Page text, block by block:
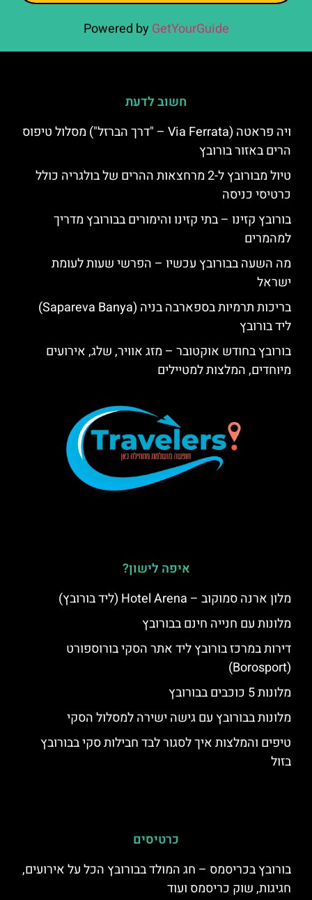
Powered by GetYourGuide
חשוב לדעת
ויה פראטה (Via Ferrata – "דרך הברזל") מסלול טיפוס
הרים באזור בורובץ
טיול מבורובץ ל-2 מרחצאות ההרים של בולגריה כולל
כרטיסי כניסה
בורובץ קזינו – בתי קזינו והימורים בבורובץ מדריך
למהמרים
מה השעה בבורובץ עכשיו – הפרשי שעות לעומת
ישראל
בריכות תרמיות בספארבה בניה (Sapareva Banya)
ליד בורובץ
בורובץ בחודש אוקטובר – מזג אוויר, שלג, אירועים
מיוחדים, המלצות למטיילים
איפה לישון?
מלון ארנה סמוקוב – Hotel Arena (ליד בורובץ)
מלונות עם חנייה חינם בבורובץ
דירות במרכז בורובץ ליד אתר הסקי בורוספורט
(Borosport)
מלונות 5 כוכבים בבורובץ
מלונות בבורובץ עם גישה ישירה למסלול הסקי
טיפים והמלצות איך לסגור לבד חבילות סקי בבורובץ
בזול
כרטיסים
בורובץ בכריסמס – חג המולד בבורובץ הכל על אירועים,
חגיגות, שוק כריסמס ועוד